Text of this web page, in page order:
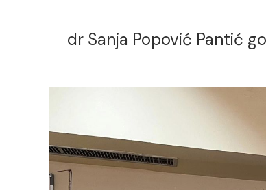
dr Sanja Popović Pantić